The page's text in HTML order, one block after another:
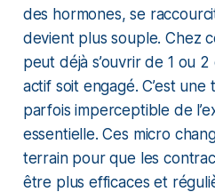
des hormones, se
devient plus souple. Chez
peut déjà s’ouvrir de 1 ou
actif soit engagé. C’est une
parfois imperceptible de
essentielle. Ces micro
terrain pour que les
être plus efficaces et